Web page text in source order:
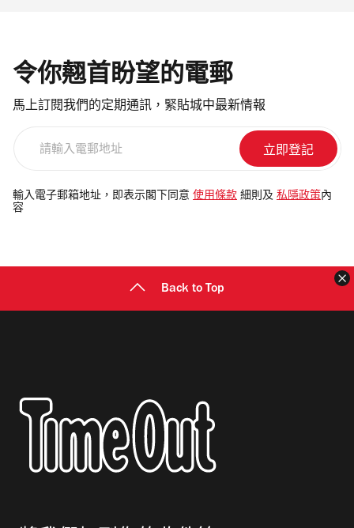
令你翹首盼望的電郵
馬上訂閱我們的定期通訊，緊貼城中最新情報
電
郵
輸入電子郵箱地址，即表示閣下同意 使用條款 細則及 私隱政策 內
容
Back to Top